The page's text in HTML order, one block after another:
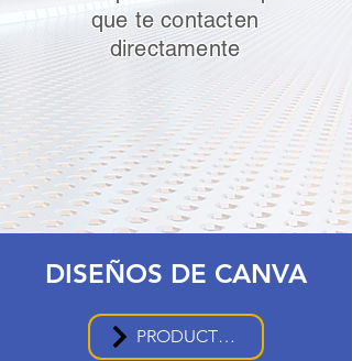
que te contacten
directamente
DISEÑOS DE CANVA
PRODUCTOS 1